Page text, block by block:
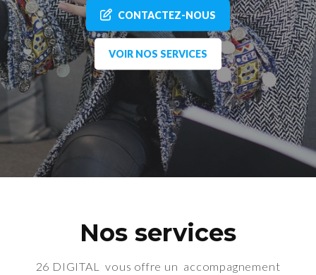
CONTACTEZ-NOUS
VOIR NOS SERVICES
Nos services
26 DIGITAL vous offre un accompagnement